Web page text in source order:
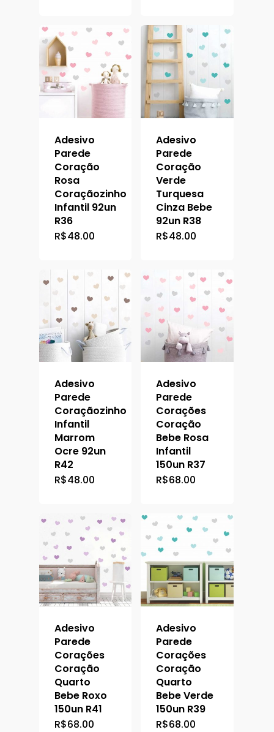
Adesivo
Parede
Coração
Rosa
Coraçãozinho
Infantil 92un
R36
R$48.00
Adesivo
Parede
Coração
Verde
Turquesa
Cinza Bebe
92un R38
R$48.00
Adesivo
Parede
Coraçãozinho
Infantil
Marrom
Ocre 92un
R42
R$48.00
Adesivo
Parede
Corações
Coração
Bebe Rosa
Infantil
150un R37
R$68.00
Adesivo
Parede
Corações
Coração
Quarto
Bebe Roxo
150un R41
R$68.00
Adesivo
Parede
Corações
Coração
Quarto
Bebe Verde
150un R39
R$68.00